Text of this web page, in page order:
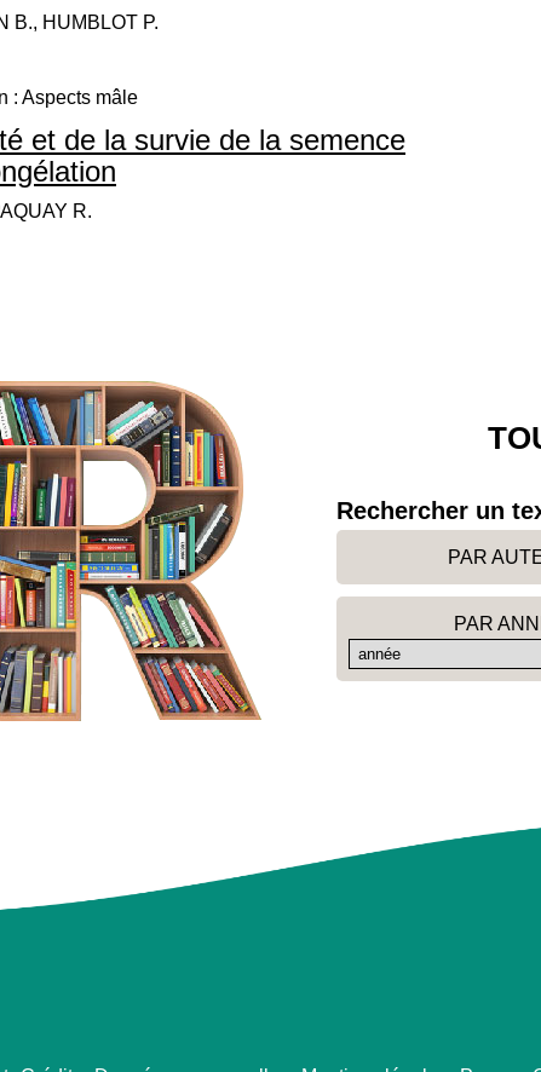
B., HUMBLOT P.
: Aspects mâle
et de la survie de la semence
R.
Rechercher un
PAR
PAR